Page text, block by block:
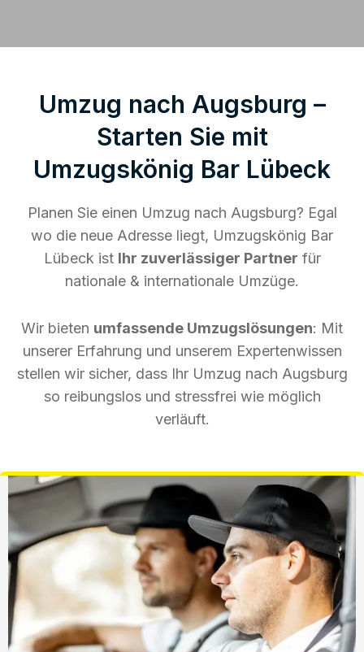
Umzug nach Augsburg –
Starten Sie mit
Umzugskönig Bar Lübeck
Planen Sie einen Umzug nach Augsburg? Egal
wo die neue Adresse liegt, Umzugskönig Bar
Lübeck ist Ihr zuverlässiger Partner für
nationale & internationale Umzüge.
Wir bieten umfassende Umzugslösungen: Mit
unserer Erfahrung und unserem Expertenwissen
stellen wir sicher, dass Ihr Umzug nach Augsburg
so reibungslos und stressfrei wie möglich
verläuft.